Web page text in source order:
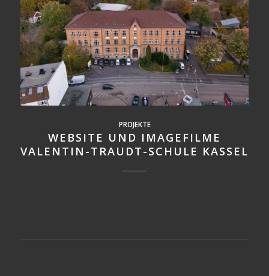
PROJEKTE
WEBSITE UND IMAGEFILME
VALENTIN-TRAUDT-SCHULE KASSEL